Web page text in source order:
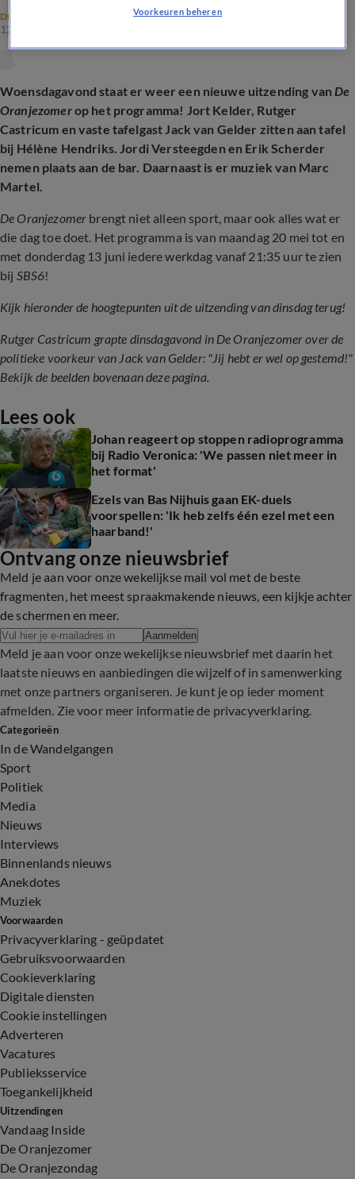
DE ORANJEZOMER NIEUWS
12 juni 2024, 16:03
Woensdagavond staat er weer een nieuwe uitzending vanDe
Oranjezomerop het programma! Jort Kelder, Rutger
Castricum en vaste tafelgast Jack van Gelder zitten aan tafel
bij Hélène Hendriks. Jordi Versteegden en Erik Scherder
nemen plaats aan de bar. Daarnaast is er muziek van Marc
Martel.
De Oranjezomer brengt niet alleen sport, maar ook alles wat er
die dag toe doet. Het programma is van maandag 20 mei tot en
met donderdag 13 juni iedere werkdag vanaf 21:35 uur te zien
bij SBS6!
Kijk hieronder de hoogtepunten uit de uitzending van dinsdag terug!
Rutger Castricum grapte dinsdagavond in De Oranjezomer over de
politieke voorkeur van Jack van Gelder: "Jij hebt er wel op gestemd!"
Bekijk de beelden bovenaan deze pagina.
Lees ook
Johan reageert op stoppen radioprogramma
bij Radio Veronica: 'We passen niet meer in
het format'
Ezels van Bas Nijhuis gaan EK-duels
voorspellen: 'Ik heb zelfs één ezel met een
haarband!'
Ontvang onze nieuwsbrief
Meld je aan voor onze wekelijkse mail vol met de beste
fragmenten, het meest spraakmakende nieuws, een kijkje achter
de schermen en meer.
Aanmelden
Meld je aan voor onze wekelijkse nieuwsbrief met daarin het
laatste nieuws en aanbiedingen die wijzelf of in samenwerking
met onze partners organiseren. Je kunt je op ieder moment
afmelden. Zie voor meer informatie de privacyverklaring.
Categorieën
In de Wandelgangen
Sport
Politiek
Media
Nieuws
Interviews
Binnenlands nieuws
Anekdotes
Muziek
Voorwaarden
Privacyverklaring - geüpdatet
Gebruiksvoorwaarden
Cookieverklaring
Digitale diensten
Cookie instellingen
Adverteren
Vacatures
Publieksservice
Toegankelijkheid
Uitzendingen
Vandaag Inside
De Oranjezomer
De Oranjezondag
Voorkeuren beheren